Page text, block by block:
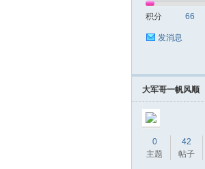
积分 66
发消息
大军哥一帆风顺
0
主题
42
帖子